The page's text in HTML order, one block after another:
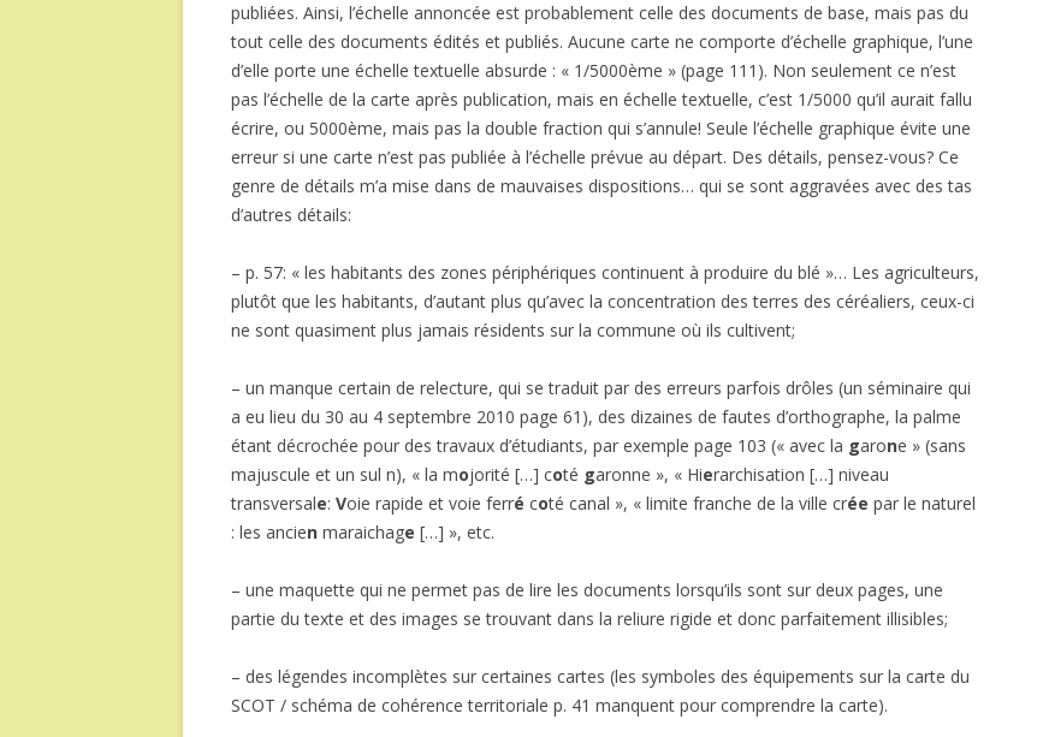
publiées. Ainsi, l’échelle annoncée est probablement celle des documents de base, mais pas du
tout celle des documents édités et publiés. Aucune carte ne comporte d’échelle graphique, l’une
d’elle porte une échelle textuelle absurde : « 1/5000ème » (page 111). Non seulement ce n’est
pas l’échelle de la carte après publication, mais en échelle textuelle, c’est 1/5000 qu’il aurait fallu
écrire, ou 5000ème, mais pas la double fraction qui s’annule! Seule l’échelle graphique évite une
erreur si une carte n’est pas publiée à l’échelle prévue au départ. Des détails, pensez-vous? Ce
genre de détails m’a mise dans de mauvaises dispositions… qui se sont aggravées avec des tas
d’autres détails:
– p. 57: « les habitants des zones périphériques continuent à produire du blé »… Les agriculteurs,
plutôt que les habitants, d’autant plus qu’avec la concentration des terres des céréaliers, ceux-ci
ne sont quasiment plus jamais résidents sur la commune où ils cultivent;
– un manque certain de relecture, qui se traduit par des erreurs parfois drôles (un séminaire qui
a eu lieu du 30 au 4 septembre 2010 page 61), des dizaines de fautes d’orthographe, la palme
étant décrochée pour des travaux d’étudiants, par exemple page 103 (« avec la garone » (sans
majuscule et un sul n), « la mojorité […] coté garonne », « Hierarchisation […] niveau
transversale: Voie rapide et voie ferré coté canal », « limite franche de la ville crée par le naturel
: les ancien maraichage […] », etc.
– une maquette qui ne permet pas de lire les documents lorsqu’ils sont sur deux pages, une
partie du texte et des images se trouvant dans la reliure rigide et donc parfaitement illisibles;
– des légendes incomplètes sur certaines cartes (les symboles des équipements sur la carte du
SCOT / schéma de cohérence territoriale p. 41 manquent pour comprendre la carte).